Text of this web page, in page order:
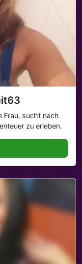
Frau, sucht nach
zu erleben.